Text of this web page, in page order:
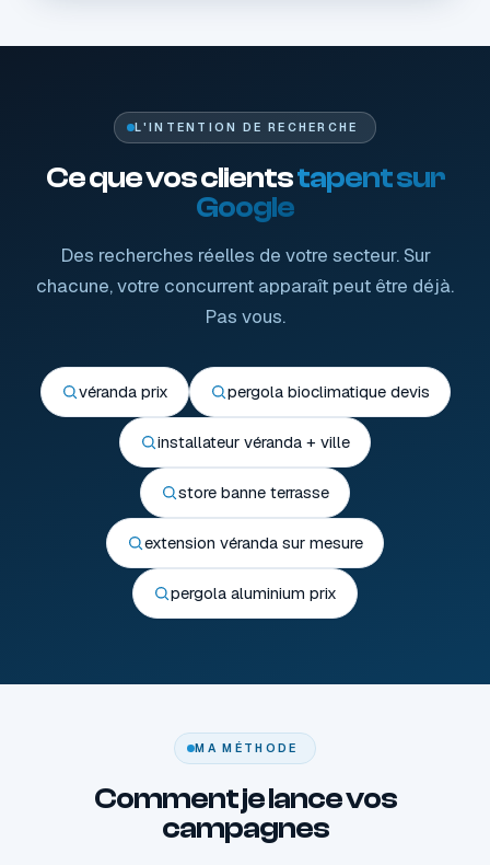
L'INTENTION DE RECHERCHE
Ce que vos clientstapent sur
Google
Des recherches réelles de votre secteur. Sur
chacune, votre concurrent apparaît peut être déjà.
Pas vous.
véranda prix pergola bioclimatique devis
installateur véranda + ville
store banne terrasse
extension véranda sur mesure
pergola aluminium prix
MA MÉTHODE
Comment je lance vos
campagnes